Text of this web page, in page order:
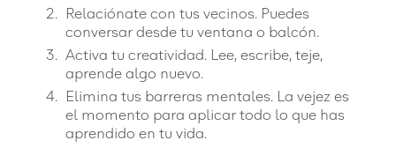
Relaciónate con tus vecinos. Puedes
conversar desde tu ventana o balcón.
Activa tu creatividad. Lee, escribe, teje,
aprende algo nuevo.
Elimina tus barreras mentales. La vejez es
el momento para aplicar todo lo que has
aprendido en tu vida.